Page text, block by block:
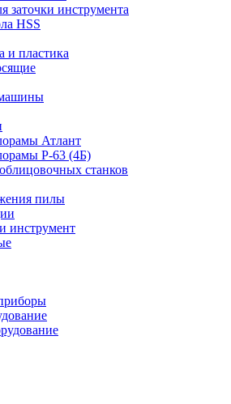
заточки инструмента
HSS
и пластика
Атлант
Р-63 (4Б)
станков
пилы
инструмент